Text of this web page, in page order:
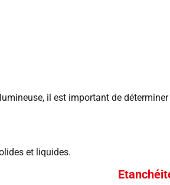
il est important de
et liquides.